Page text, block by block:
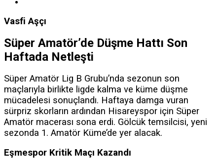
Vasfi Aşçı
Süper Amatör’de Düşme Hattı Son
Haftada Netleşti
Süper Amatör Lig B Grubu’nda sezonun son
maçlarıyla birlikte ligde kalma ve küme düşme
mücadelesi sonuçlandı. Haftaya damga vuran
sürpriz skorların ardından Hisareyspor için Süper
Amatör macerası sona erdi. Gölcük temsilcisi, yeni
sezonda 1. Amatör Küme’de yer alacak.
Eşmespor Kritik Maçı Kazandı